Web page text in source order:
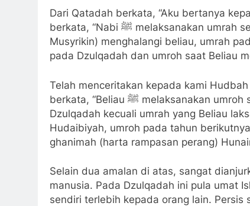
Dari Qatadah berkata, “Aku bertanya
berkata, “Nabi ﷺ melaksanakan umrah sebanyak empat kali. Yaitu umroh ketika mereka (Kaum
Musyrikin) menghalangi beliau, umrah
pada Dzulqadah dan umroh saat Beliau
Telah menceritakan kepada kami
berkata, “Beliau ﷺ melaksanakan umroh sebanyak empat kali yang kesemuanya pada bulan
Dzulqadah kecuali umrah yang Beliau
Hudaibiyah, umroh pada tahun
ghanimah (harta rampasan perang)
Selain dua amalan di atas, sangat
manusia. Pada Dzulqadah ini pula umat
sendiri terlebih kepada orang lain. Persis